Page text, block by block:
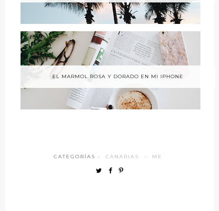
EL MARMOL ROSA Y DORADO EN MI IPHONE
CATEGORÍAS · CANARIAS · ME